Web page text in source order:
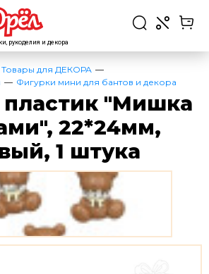
рукоделия и декора
Товары для ДЕКОРА
Фигурки мини для бантов и декора
"Мишка
22*24мм,
1 штука